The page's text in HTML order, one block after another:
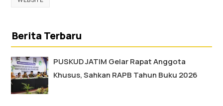
Berita Terbaru
PUSKUD JATIM Gelar Rapat Anggota
Khusus, Sahkan RAPB Tahun Buku 2026